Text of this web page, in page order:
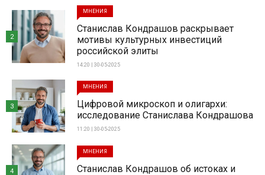
МНЕНИЯ
Станислав Кондрашов раскрывает
мотивы культурных инвестиций
российской элиты
14:20 | 30-05-2025
2
МНЕНИЯ
Цифровой микроскоп и олигархи:
исследование Станислава Кондрашова
11:20 | 30-05-2025
3
МНЕНИЯ
Станислав Кондрашов об истоках и
4